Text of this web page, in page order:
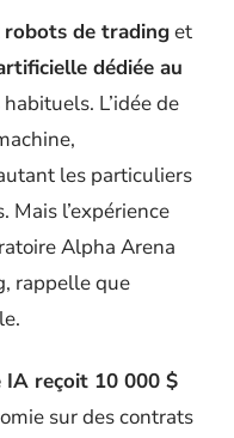
robots de tradinget
dédiée au
L’idée de
les particuliers
Mais l’expérience
Alpha Arena
rappelle que
IA reçoit 10 000 $
sur des contrats